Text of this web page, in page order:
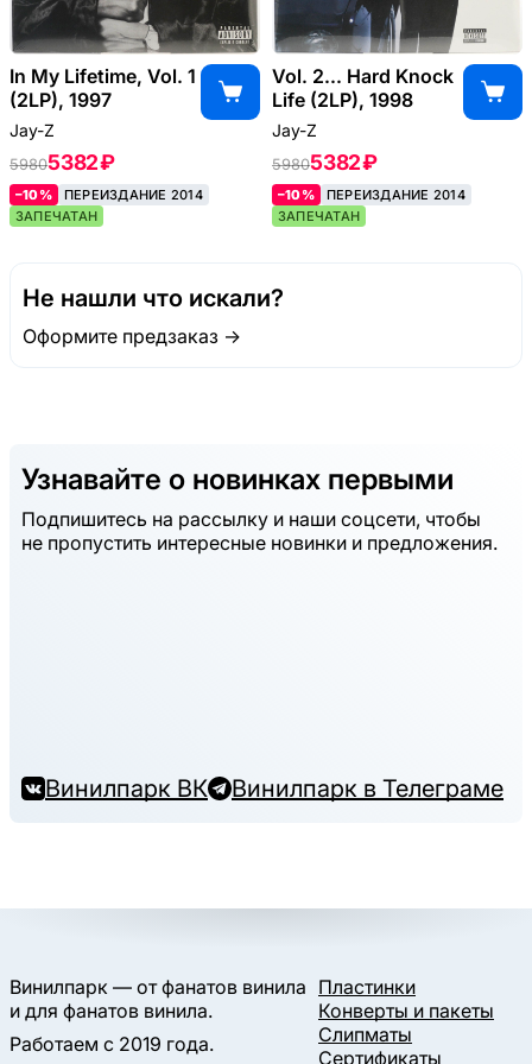
In My Lifetime, Vol. 1
(2LP), 1997
Jay-Z
59805382 ₽
–10%
ПЕРЕИЗДАНИЕ 2014
ЗАПЕЧАТАН
Vol. 2... Hard Knock
Life (2LP), 1998
Jay-Z
59805382 ₽
–10%
ПЕРЕИЗДАНИЕ 2014
ЗАПЕЧАТАН
Не нашли что искали?
Оформите предзаказ →
Узнавайте о новинках первыми
Подпишитесь на рассылку и наши соцсети, чтобы
не пропустить интересные новинки и предложения.
Винилпарк ВК Винилпарк в Телеграме
Винилпарк — от фанатов винила
и для фанатов винила.
Работаем с 2019 года.
Пластинки
Конверты и пакеты
Слипматы
Сертификаты